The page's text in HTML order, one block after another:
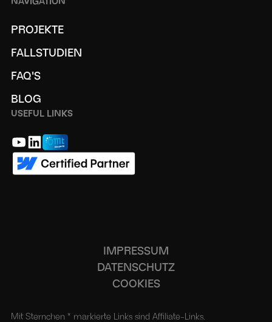
PROJEKTE
FALLSTUDIEN
FAQ'S
BLOG
USEFUL LINKS
IMPRESSUM
DATENSCHUTZ
COOKIES
Mit Sternchen * markierte Links sind Affiliate-Links.